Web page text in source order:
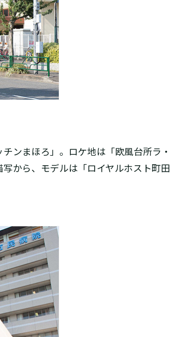
ンまほろ」。ロケ地は「欧風台所ラ・
から、モデルは「ロイヤルホスト町田